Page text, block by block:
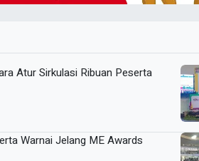
Atur Sirkulasi Ribuan Peserta
Warnai Jelang ME Awards